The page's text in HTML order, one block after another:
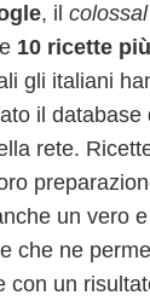
, il
10 ricette
gli italiani
il database
rete.
un vero
che ne
con un